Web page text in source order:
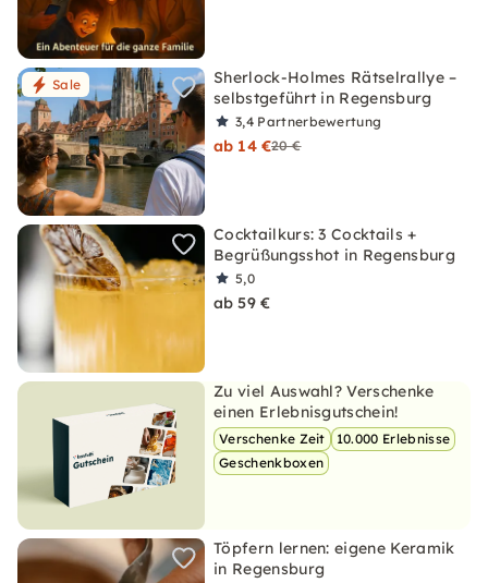
Sale
Sherlock-Holmes Rätselrallye –
selbstgeführt in Regensburg
3,4 Partnerbewertung
ab 14 €20 €
Cocktailkurs: 3 Cocktails +
Begrüßungsshot in Regensburg
5,0
ab 59 €
Zu viel Auswahl? Verschenke
einen Erlebnisgutschein!
Verschenke Zeit
10.000 Erlebnisse
Geschenkboxen
Töpfern lernen: eigene Keramik
in Regensburg